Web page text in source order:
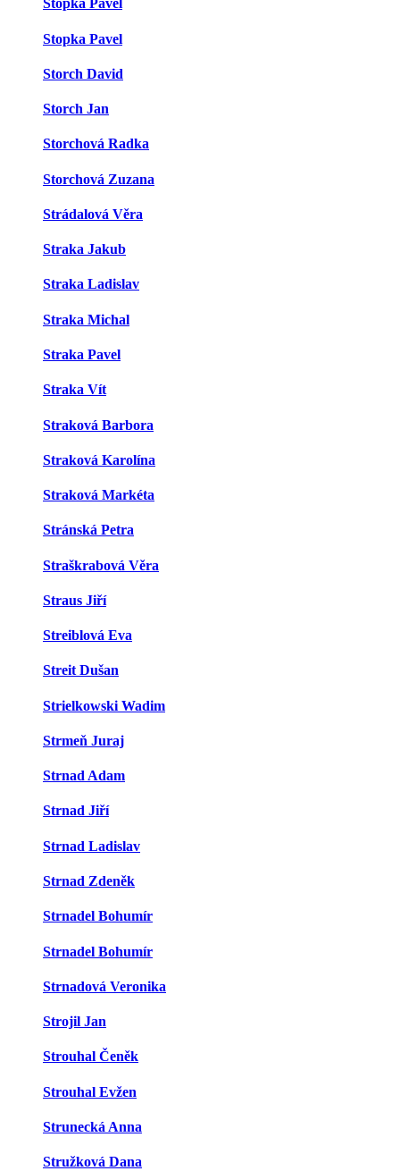
Stopka Pavel
Stopka Pavel
Storch David
Storch Jan
Storchová Radka
Storchová Zuzana
Strádalová Věra
Straka Jakub
Straka Ladislav
Straka Michal
Straka Pavel
Straka Vít
Straková Barbora
Straková Karolína
Straková Markéta
Stránská Petra
Straškrabová Věra
Straus Jiří
Streiblová Eva
Streit Dušan
Strielkowski Wadim
Strmeň Juraj
Strnad Adam
Strnad Jiří
Strnad Ladislav
Strnad Zdeněk
Strnadel Bohumír
Strnadel Bohumír
Strnadová Veronika
Strojil Jan
Strouhal Čeněk
Strouhal Evžen
Strunecká Anna
Stružková Dana